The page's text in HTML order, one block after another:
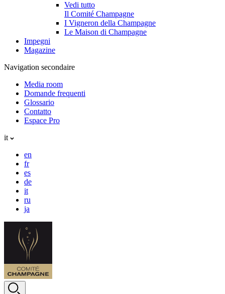
Vedi tutto
Il Comité Champagne
I Vigneron della Champagne
Le Maison di Champagne
Impegni
Magazine
Navigation secondaire
Media room
Domande frequenti
Glossario
Contatto
Espace Pro
it
en
fr
es
de
it
ru
ja